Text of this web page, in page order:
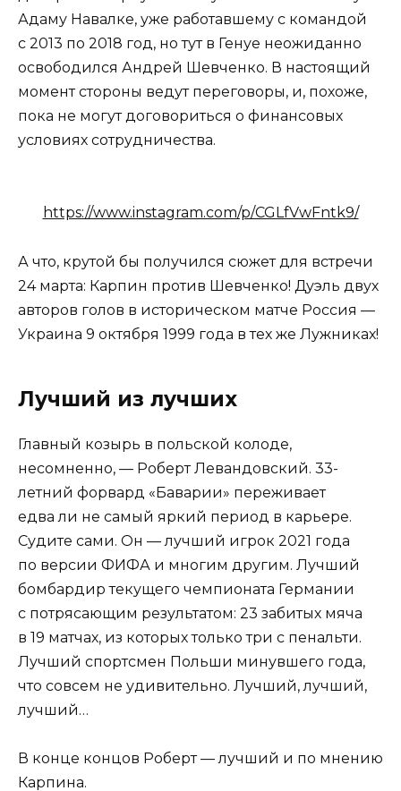
Адаму Навалке, уже работавшему с командой
с 2013 по 2018 год, но тут в Генуе неожиданно
освободился Андрей Шевченко. В настоящий
момент стороны ведут переговоры, и, похоже,
пока не могут договориться о финансовых
условиях сотрудничества.
https://www.instagram.com/p/CGLfVwFntk9/
А что, крутой бы получился сюжет для встречи
24 марта: Карпин против Шевченко! Дуэль двух
авторов голов в историческом матче Россия —
Украина 9 октября 1999 года в тех же Лужниках!
Лучший из лучших
Главный козырь в польской колоде,
несомненно, — Роберт Левандовский. 33-
летний форвард «Баварии» переживает
едва ли не самый яркий период в карьере.
Судите сами. Он — лучший игрок 2021 года
по версии ФИФА и многим другим. Лучший
бомбардир текущего чемпионата Германии
с потрясающим результатом: 23 забитых мяча
в 19 матчах, из которых только три с пенальти.
Лучший спортсмен Польши минувшего года,
что совсем не удивительно. Лучший, лучший,
лучший…
В конце концов Роберт — лучший и по мнению
Карпина.